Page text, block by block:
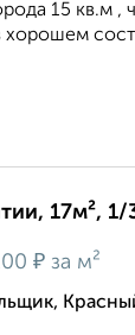
15 кв.м
хорошем
17м², 1/
₽ за м²